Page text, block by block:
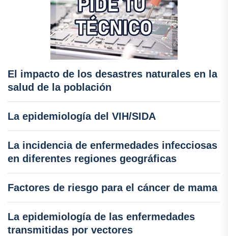
El impacto de los desastres naturales en la
salud de la población
La epidemiología del VIH/SIDA
La incidencia de enfermedades infecciosas
en diferentes regiones geográficas
Factores de riesgo para el cáncer de mama
La epidemiología de las enfermedades
transmitidas por vectores